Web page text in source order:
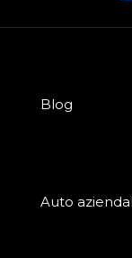
Blog
Auto